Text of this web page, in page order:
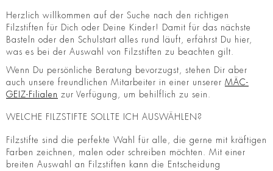
Herzlich willkommen auf der Suche nach den richtigen
Filzstiften für Dich oder Deine Kinder! Damit für das nächste
Basteln oder den Schulstart alles rund läuft, erfährst Du hier,
was es bei der Auswahl von Filzstiften zu beachten gilt.
Wenn Du persönliche Beratung bevorzugst, stehen Dir aber
auch unsere freundlichen Mitarbeiter in einer unserer MÄC-
GEIZ-Filialen zur Verfügung, um behilflich zu sein.
WELCHE FILZSTIFTE SOLLTE ICH AUSWÄHLEN?
Filzstifte sind die perfekte Wahl für alle, die gerne mit kräftigen
Farben zeichnen, malen oder schreiben möchten. Mit einer
breiten Auswahl an Filzstiften kann die Entscheidung